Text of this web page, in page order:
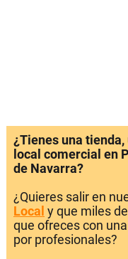
¿Tienes una
local comercial en
de Navarra?
¿Quieres salir en
Local y que miles
que ofreces con
por profesionales?